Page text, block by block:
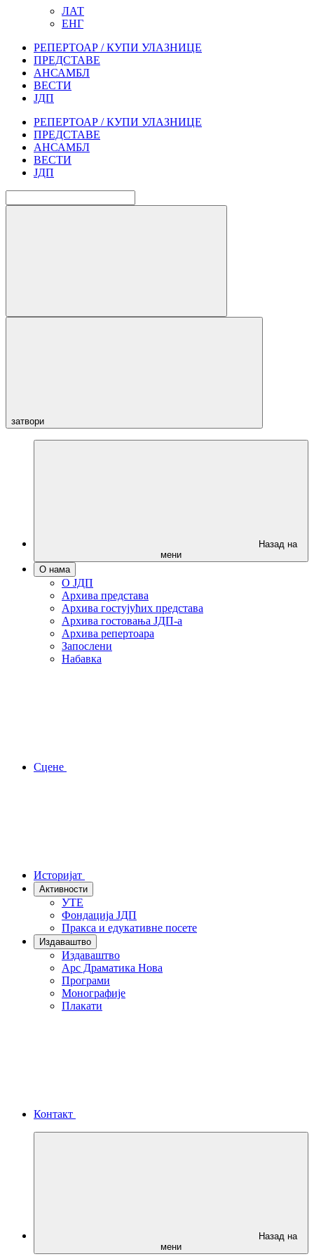
ЛАТ
ЕНГ
РЕПЕРТОАР / КУПИ УЛАЗНИЦЕ
ПРЕДСТАВЕ
АНСАМБЛ
ВЕСТИ
ЈДП
РЕПЕРТОАР / КУПИ УЛАЗНИЦЕ
ПРЕДСТАВЕ
АНСАМБЛ
ВЕСТИ
ЈДП
затвори
Назад на
мени
О нама
О ЈДП
Архива представа
Архива гостујућих представа
Архива гостовања ЈДП-а
Архива репертоара
Запослени
Набавка
Сцене
Историјат
Активности
УТЕ
Фондација ЈДП
Пракса и едукативне посете
Издаваштво
Издаваштво
Арс Драматика Нова
Програми
Монографије
Плакати
Контакт
Назад на
мени